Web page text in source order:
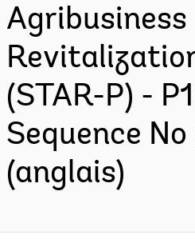
Agribusiness
(STAR-P) -
Sequence
(anglais)